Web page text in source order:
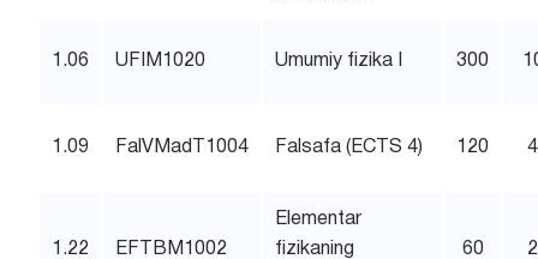
1.06 UFIM1020 Umumiy fizika I 300
1.09 FalVMadT1004 Falsafa (ECTS 4) 120 4
1.22 EFTBM1002
Elementar
fizikaning
60 2